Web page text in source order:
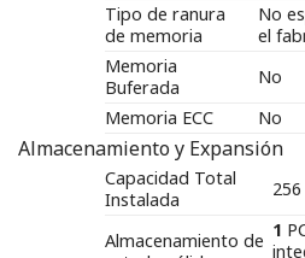
Tipo de ranura
de memoria
No
el
Memoria
Buferada
No
Memoria ECC
No
Almacenamiento y Expansión
Capacidad Total
Instalada
256
Almacenamiento de 1